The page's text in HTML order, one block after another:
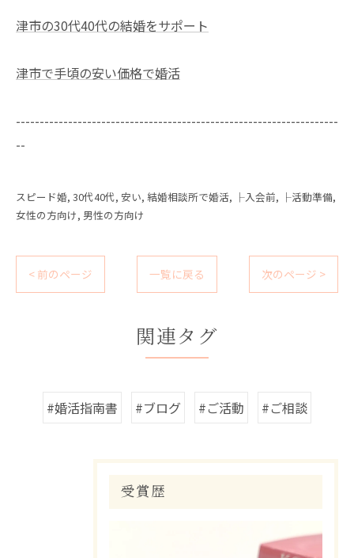
津市の30代40代の結婚をサポート
津市で手頃の安い価格で婚活
--------------------------------------------------------------------
--
スピード婚 30代40代 安い 結婚相談所で婚活 ├入会前
├活動準備
女性の方向け 男性の方向け
< 前のページ 一覧に戻る 次のページ >
関連タグ
#婚活指南書 #ブログ #ご活動 #ご相談
受賞歴